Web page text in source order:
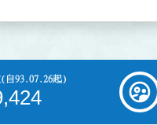
(自93.07.26起)